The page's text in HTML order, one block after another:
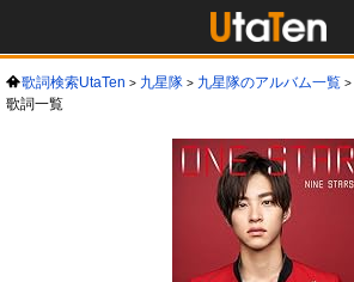
歌詞検索UtaTen 九星隊 九星隊のアルバム一覧
歌詞一覧